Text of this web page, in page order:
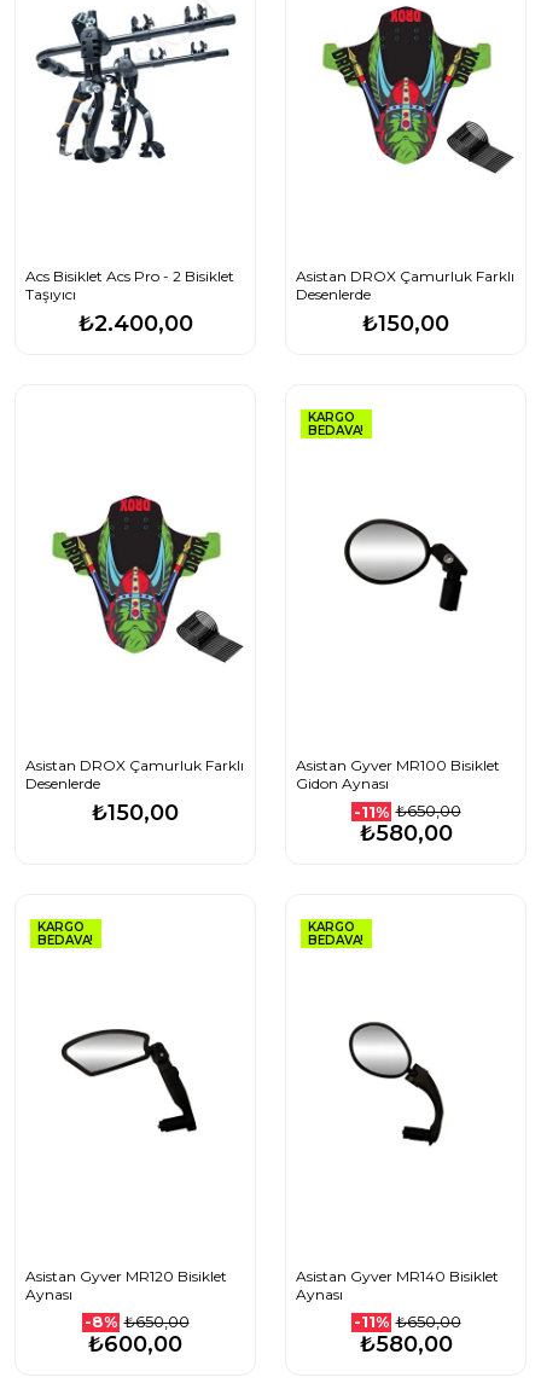
Acs Bisiklet Acs Pro - 2 Bisiklet
Taşıyıcı
₺2.400,00
Asistan DROX Çamurluk Farklı
Desenlerde
₺150,00
Asistan DROX Çamurluk Farklı
Desenlerde
₺150,00
KARGO
BEDAVA!
Asistan Gyver MR100 Bisiklet
Gidon Aynası
-11% ₺650,00
₺580,00
KARGO
BEDAVA!
Asistan Gyver MR120 Bisiklet
Aynası
-8% ₺650,00
₺600,00
KARGO
BEDAVA!
Asistan Gyver MR140 Bisiklet
Aynası
-11% ₺650,00
₺580,00